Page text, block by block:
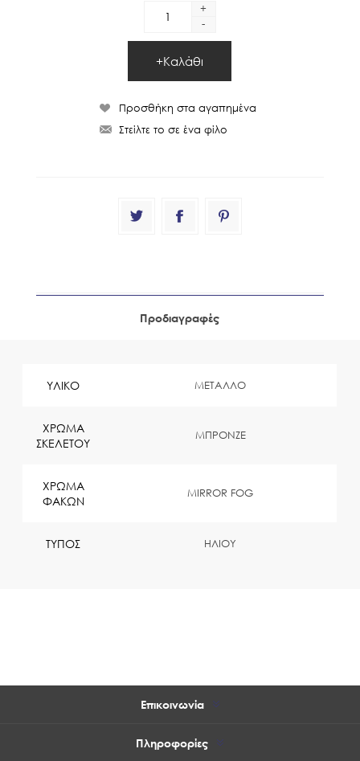
+
-
Προδιαγραφές
ΥΛΙΚΟ ΜΕΤΑΛΛΟ
ΧΡΩΜΑ
ΣΚΕΛΕΤΟΥ
ΜΠΡΟΝΖΕ
ΧΡΩΜΑ
ΦΑΚΩΝ
MIRROR FOG
ΤΥΠΟΣ ΗΛΙΟΥ
Επικοινωνία
Πληροφορίες